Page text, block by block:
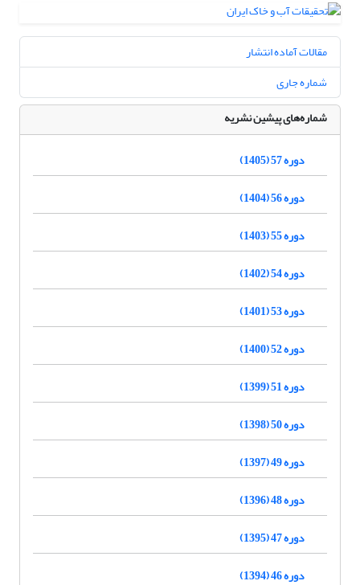
مقالات آماده انتشار
شماره جاری
شماره‌های پیشین نشریه
دوره 57 (1405)
دوره 56 (1404)
دوره 55 (1403)
دوره 54 (1402)
دوره 53 (1401)
دوره 52 (1400)
دوره 51 (1399)
دوره 50 (1398)
دوره 49 (1397)
دوره 48 (1396)
دوره 47 (1395)
دوره 46 (1394)